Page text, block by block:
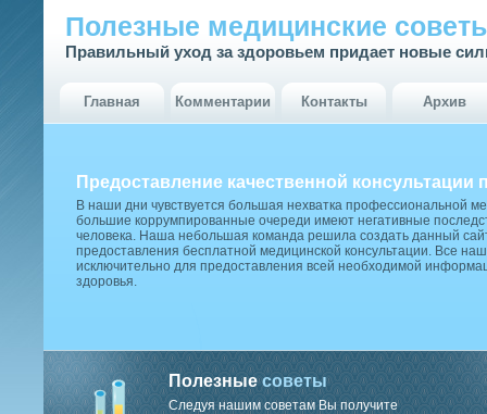
Полезные медицинские
Правильный уход за здоровьем придает новые
Главная Комментарии Контакты Архив
Предоставление качественной консультации
В наши дни чувствуется большая нехватка профессиональной
большие коррумпированные очереди имеют негативные
человека. Наша небольшая команда решила создать данный
предоставления бесплатной медицинской консультации. Все
исключительно для предоставления всей необходимой
здоровья.
Полезныесоветы
Следуя нашим советам Вы получите